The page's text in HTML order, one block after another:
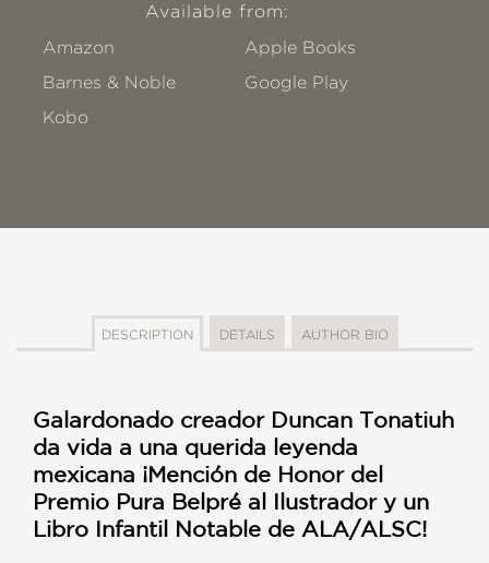
Available from:
Amazon
Apple Books
Barnes & Noble
Google Play
Kobo
DESCRIPTION DETAILS AUTHOR BIO
Galardonado creador Duncan Tonatiuh
da vida a una querida leyenda
mexicana ¡Mención de Honor del
Premio Pura Belpré al Ilustrador y un
Libro Infantil Notable de ALA/ALSC!